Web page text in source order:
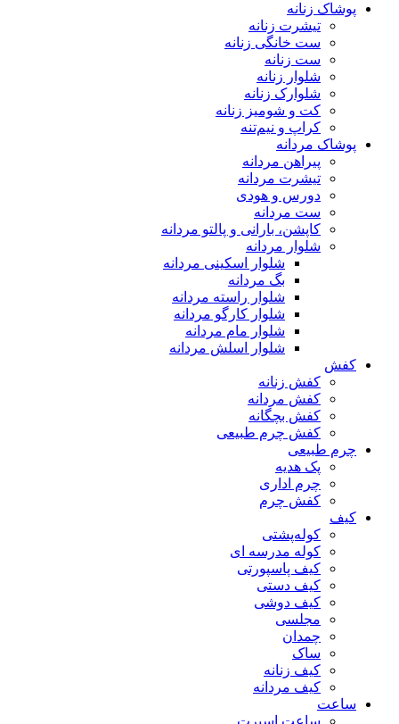
پوشاک زنانه
تیشرت زنانه
ست خانگی زنانه
ست زنانه
شلوار زنانه
شلوارک زنانه
کت و شومیز زنانه
کراپ و نیم‌تنه
پوشاک مردانه
پیراهن مردانه
تیشرت مردانه
دورس و هودی
ست مردانه
کاپشن، بارانی و پالتو مردانه
شلوار مردانه
شلوار اسکینی مردانه
بگ مردانه
شلوار راسته مردانه
شلوار کارگو مردانه
شلوار مام مردانه
شلوار اسلش مردانه
کفش
کفش زنانه
کفش مردانه
کفش بچگانه
کفش چرم طبیعی
چرم طبیعی
پک هدیه
چرم اداری
کفش چرم
کیف
کوله‌پشتی
کوله مدرسه ای
کیف پاسپورتی
کیف دستی
کیف دوشی
مجلسی
چمدان
ساک
کیف زنانه
کیف مردانه
ساعت